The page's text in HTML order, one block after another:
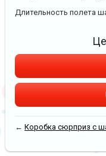
Длительность полета
←Коробка сюрприз с